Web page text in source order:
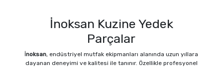
İnoksan Kuzine Yedek
Parçalar
İnoksan, endüstriyel mutfak ekipmanları alanında uzun yıllara
dayanan deneyimi ve kalitesi ile tanınır. Özellikle profesyonel